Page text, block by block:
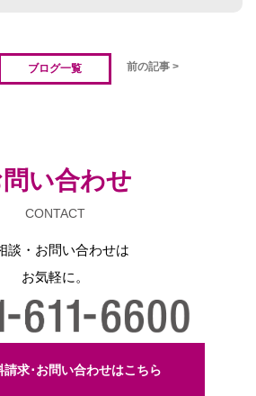
ブログ一覧 前の記事 >
い合わせ
CONTACT
談・お問い合わせは
お気軽に。
請求･お問い合わせはこちら